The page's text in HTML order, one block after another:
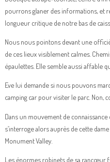
pourrons glaner des informations, et
longueur critique de notre bas de
Nous nous pointons devant une
de ces lieux visiblement calmes.
épaulettes. Elle semble aussi affable
Eve lui demande si nous pouvons
camping car pour visiter le parc. Non,
Dans un mouvement de
s’interroge alors auprès de cette
Monument Valley.
Les énormes robinets de sa rancœur